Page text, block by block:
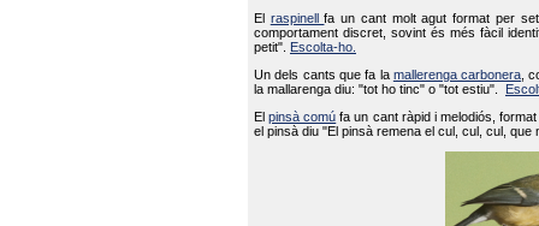
El raspinellfa un cant molt agut format per
comportament discret, sovint és més fàcil
petit".
Escolta-ho.
Un dels cants que fa la mallerenga carbonera ,
la mallarenga diu: "tot ho tinc" o "tot estiu".
Elpinsà comú fa un cant ràpid i melodiós,
el pinsà diu "El pinsà remena el cul, cul, cul,